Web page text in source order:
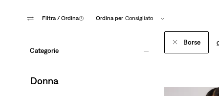
Filtra/ Ordina(1) Ordina per Consigliato
Categorie
Donna
Borse